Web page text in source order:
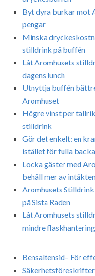
Byt dyra burkar mot
pengar
Minska
stilldrink på buffén
Låt Aromhusets
dagens lunch
Utnyttja buffén
Aromhuset
Högre vinst per
stilldrink
Gör det enkelt: en
istället för fulla
Locka gäster med
behåll mer av intäkten
Aromhusets
på Sista Raden
Låt Aromhusets
mindre flaskhantering
Bensaltensid– För
Säkerhetsföreskrifter